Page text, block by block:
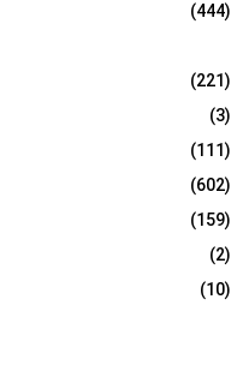
(444)
(221)
(3)
(111)
(602)
(159)
(2)
(10)